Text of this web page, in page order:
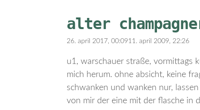
alter
26. april 2017, 00:0911. april 2009, 22:26
u1, warschauer straße, vormittags
mich herum. ohne absicht, keine
schwanken und wanken nur,
von mir der eine mit der flasche in